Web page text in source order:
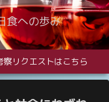
食への歩み
察リクエストはこちら